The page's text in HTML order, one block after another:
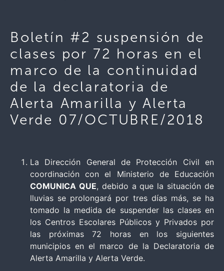
Boletín #2 suspensión de
clases por 72 horas en el
marco de la continuidad
de la declaratoria de
Alerta Amarilla y Alerta
Verde 07/OCTUBRE/2018
La Dirección General de Protección Civil en
coordinación con el Ministerio de Educación
COMUNICA QUE, debido a que la situación de
lluvias se prolongará por tres días más, se ha
tomado la medida de suspender las clases en
los Centros Escolares Públicos y Privados por
las próximas 72 horas en los siguientes
municipios en el marco de la Declaratoria de
Alerta Amarilla y Alerta Verde.